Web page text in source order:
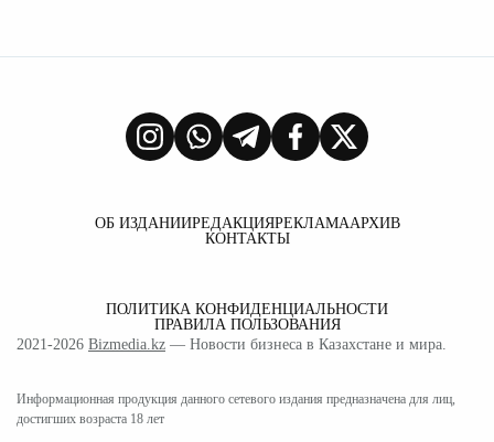
ОБ ИЗДАНИИРЕДАКЦИЯРЕКЛАМААРХИВ
КОНТАКТЫ
ПОЛИТИКА КОНФИДЕНЦИАЛЬНОСТИ
ПРАВИЛА ПОЛЬЗОВАНИЯ
2021-2026 Bizmedia.kz — Новости бизнеса в Казахстане и мира.
Информационная продукция данного сетевого издания предназначена для лиц,
достигших возраста 18 лет